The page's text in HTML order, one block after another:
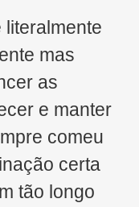
mas
as
e manter
comeu
certa
tão longo